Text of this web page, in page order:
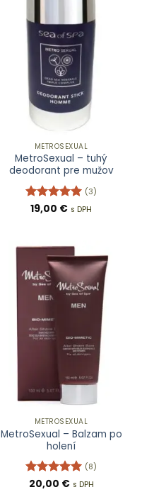
METROSEXUAL
MetroSexual – tuhý
deodorant pre mužov
Hodnotenie
(3)
19,00 € s DPH
METROSEXUAL
MetroSexual – Balzam po
holení
Hodnotenie
(8)
20,00 € s DPH